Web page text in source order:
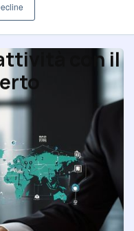
con il